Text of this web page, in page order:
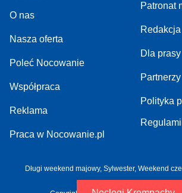
O nas
Nasza oferta
Poleć Nocowanie
Współpraca
Reklama
Praca w Nocowanie.pl
Patronat
Redakcja
Dla prasy
Partnerzy
Polityka
Długi weekend majowy, Sylwester, Weekend